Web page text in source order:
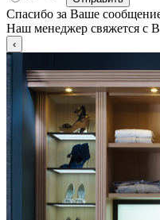
Спасибо за Ваше
Наш менеджер свяжется с